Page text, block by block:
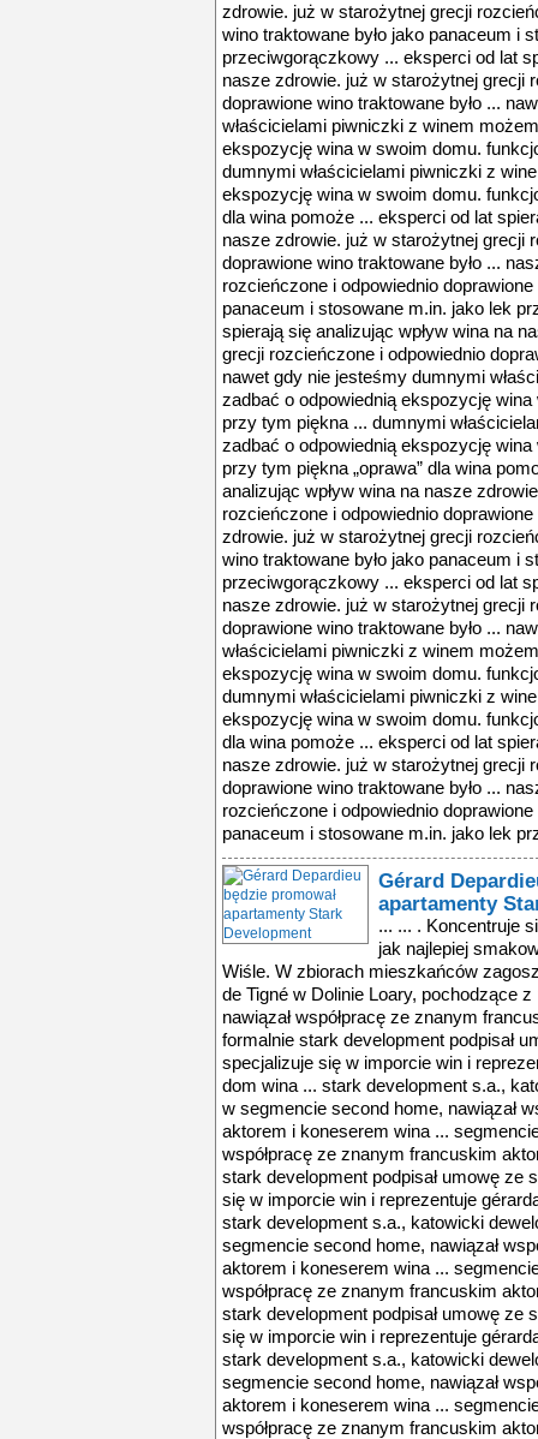
zdrowie. już w starożytnej grecji
wino traktowane było jako panaceum i
przeciwgorączkowy ... eksperci od lat
nasze zdrowie. już w starożytnej grecji
doprawione wino traktowane było ...
właścicielami piwniczki z winem
ekspozycję wina w swoim domu.
dumnymi właścicielami piwniczki z
ekspozycję wina w swoim domu.
dla wina pomoże ... eksperci od lat
nasze zdrowie. już w starożytnej grecji
doprawione wino traktowane było ...
rozcieńczone i odpowiednio
panaceum i stosowane m.in. jako lek
spierają się analizując wpływ wina na
grecji rozcieńczone i odpowiednio
nawet gdy nie jesteśmy dumnymi
zadbać o odpowiednią ekspozycję
przy tym piękna ... dumnymi
zadbać o odpowiednią ekspozycję
przy tym piękna „oprawa” dla wina
analizując wpływ wina na nasze
rozcieńczone i odpowiednio
zdrowie. już w starożytnej grecji
wino traktowane było jako panaceum i
przeciwgorączkowy ... eksperci od lat
nasze zdrowie. już w starożytnej grecji
doprawione wino traktowane było ...
właścicielami piwniczki z winem
ekspozycję wina w swoim domu.
dumnymi właścicielami piwniczki z
ekspozycję wina w swoim domu.
dla wina pomoże ... eksperci od lat
nasze zdrowie. już w starożytnej grecji
doprawione wino traktowane było ...
rozcieńczone i odpowiednio
panaceum i stosowane m.in. jako lek
Gérard
apartamenty
... ... . Koncentruje
jak najlepiej
Wiśle. W zbiorach mieszkańców
de Tigné w Dolinie Loary, pochodzące
nawiązał współpracę ze znanym
formalnie stark development podpisał
specjalizuje się w imporcie win i
dom wina ... stark development s.a.,
w segmencie second home, nawiązał
aktorem i koneserem wina ...
współpracę ze znanym francuskim
stark development podpisał umowę ze
się w imporcie win i reprezentuje
stark development s.a., katowicki
segmencie second home, nawiązał
aktorem i koneserem wina ...
współpracę ze znanym francuskim
stark development podpisał umowę ze
się w imporcie win i reprezentuje
stark development s.a., katowicki
segmencie second home, nawiązał
aktorem i koneserem wina ...
współpracę ze znanym francuskim